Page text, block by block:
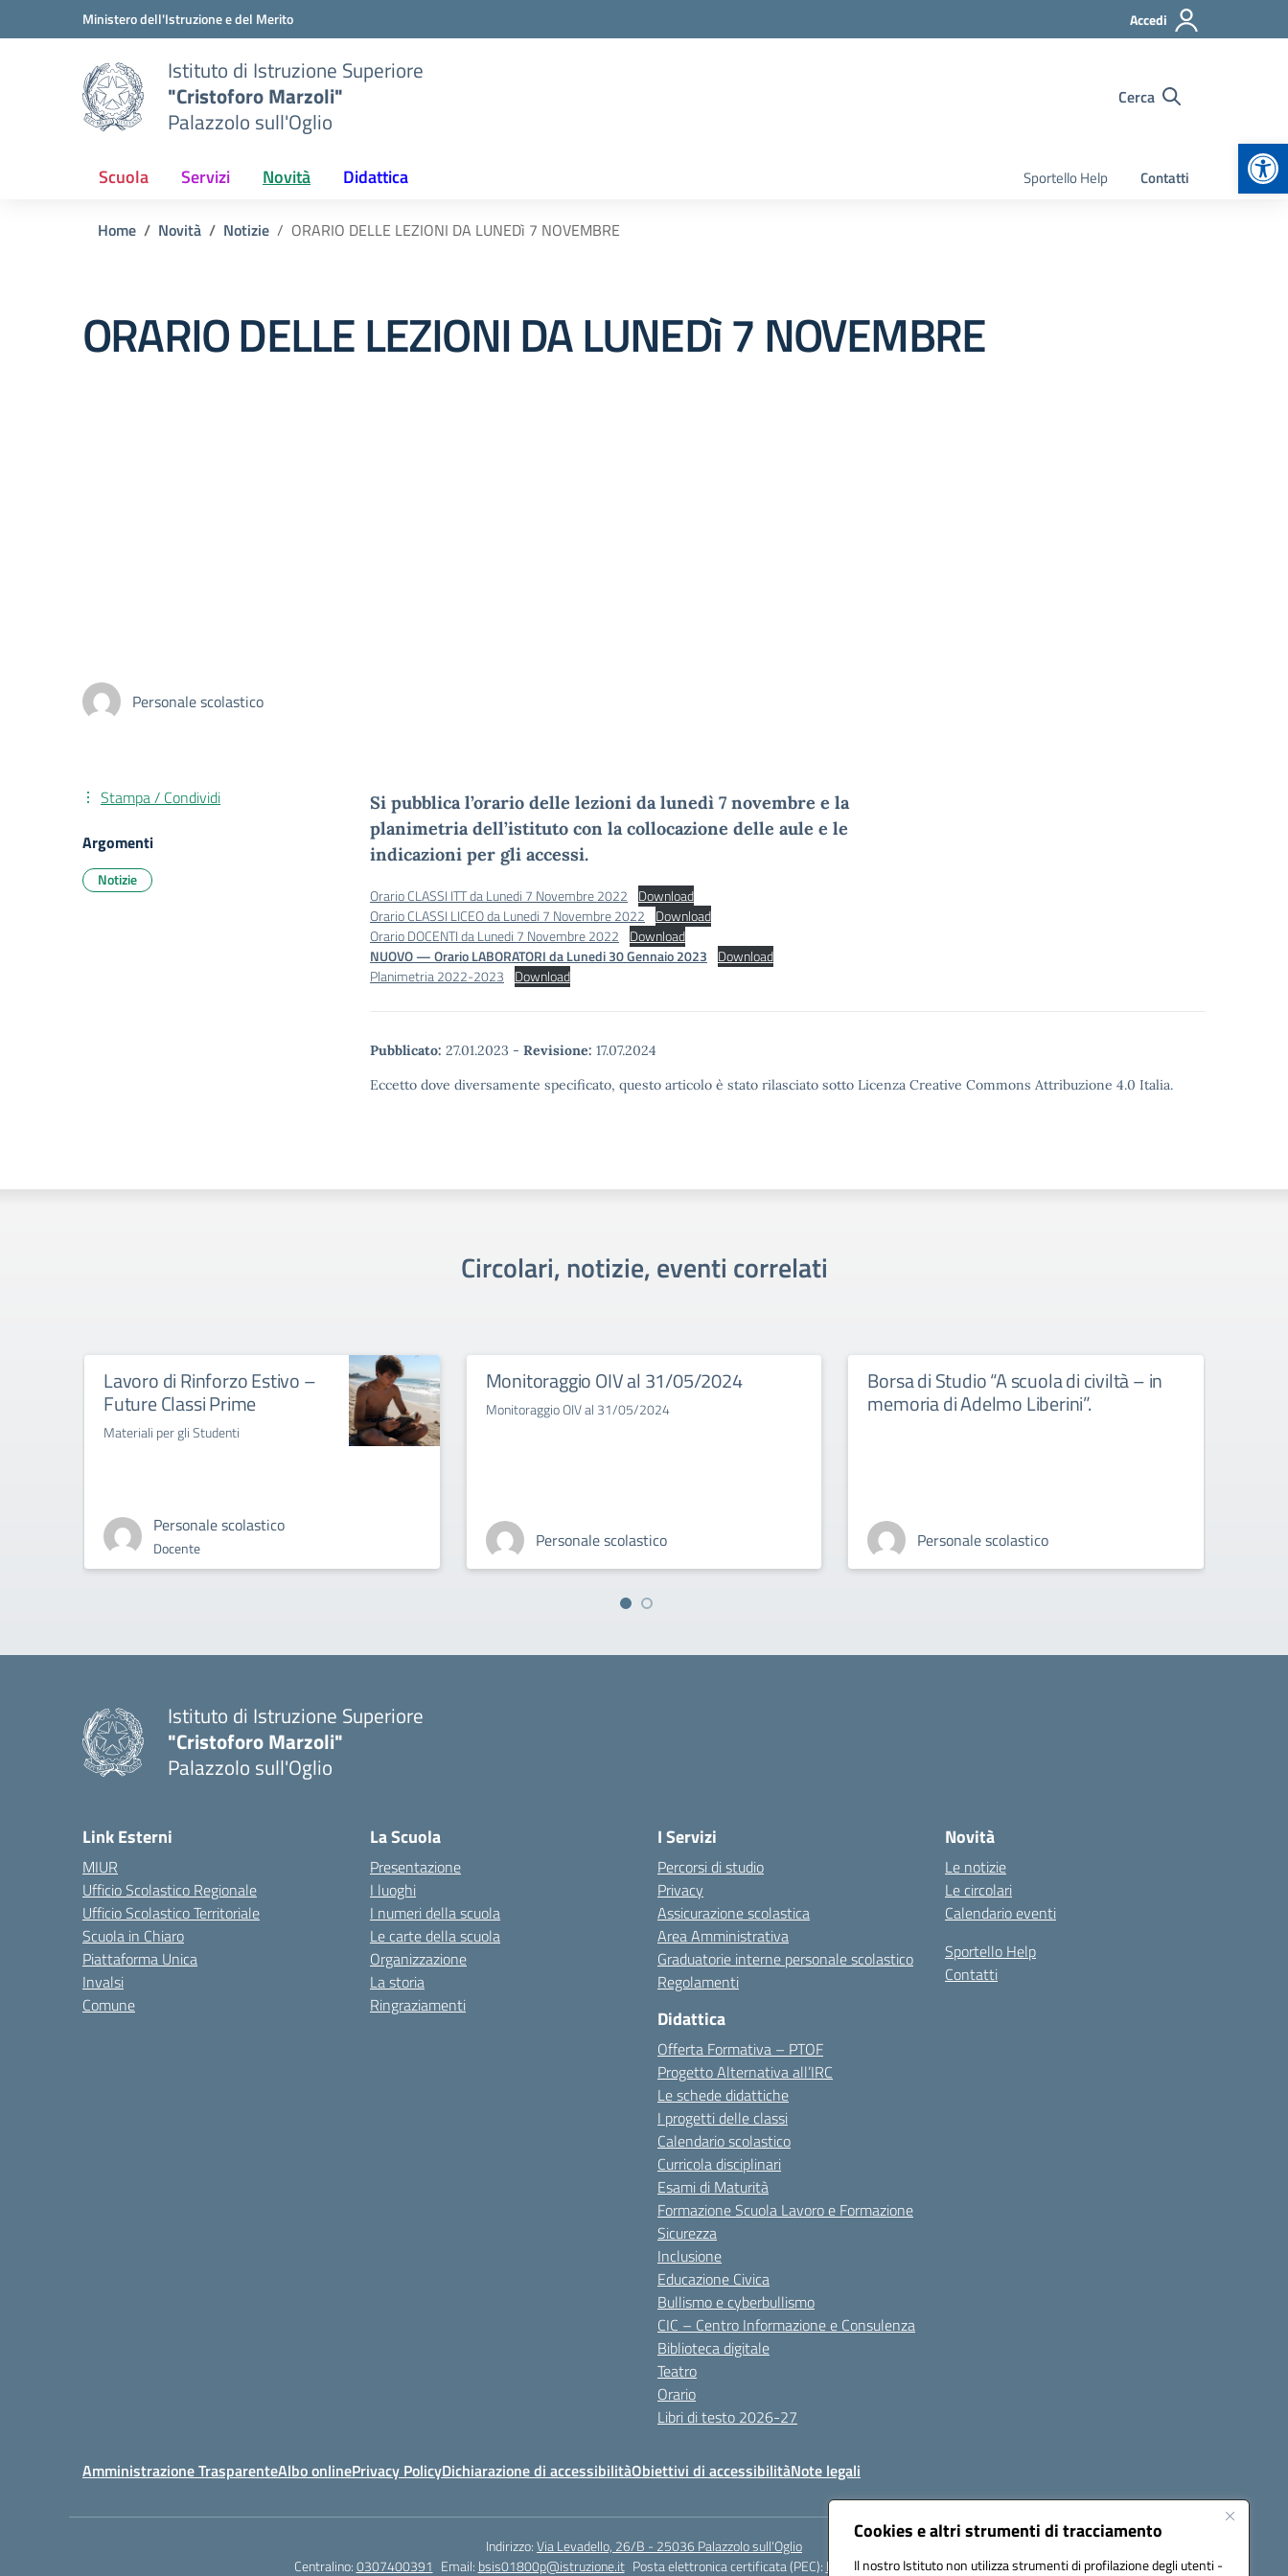
Cookies e altri strumenti di tracciamento
Il nostro Istituto non utilizza strumenti di profilazione degli utenti -
Vai ai contenuti
Vai al menu di navigazioneMinistero dell'Istruzione e del Merito Accedi
Istituto di Istruzione Superiore
"Cristoforo Marzoli"
Palazzolo sull'Oglio
Cerca
Scuola Servizi Novità Didattica Sportello Help Contatti
Home Novità Notizie ORARIO DELLE LEZIONI DA LUNEDì 7 NOVEMBRE
ORARIO DELLE LEZIONI DA LUNEDì 7 NOVEMBRE
Personale scolastico
Si pubblica l’orario delle lezioni da lunedì 7 novembre e la
planimetria dell’istituto con la collocazione delle aule e le
indicazioni per gli accessi.
Orario CLASSI ITT da Lunedi 7 Novembre 2022 Download
Orario CLASSI LICEO da Lunedi 7 Novembre 2022 Download
Orario DOCENTI da Lunedi 7 Novembre 2022 Download
NUOVO — Orario LABORATORI da Lunedi 30 Gennaio 2023 Download
Planimetria 2022-2023 Download
Pubblicato: 27.01.2023 - Revisione: 17.07.2024
Eccetto dove diversamente specificato, questo articolo è stato rilasciato sotto Licenza Creative Commons Attribuzione 4.0 Italia.
Stampa / Condividi
Argomenti
Notizie
Circolari, notizie, eventi correlati
Lavoro di Rinforzo Estivo –
Future Classi Prime
Materiali per gli Studenti
Personale scolastico
Docente
Monitoraggio OIV al 31/05/2024
Monitoraggio OIV al 31/05/2024
Personale scolastico
Borsa di Studio “A scuola di civiltà – in
memoria di Adelmo Liberini”.
Personale scolastico
Istituto di Istruzione Superiore
"Cristoforo Marzoli"
Palazzolo sull'Oglio
Link Esterni
MIUR
Ufficio Scolastico Regionale
Ufficio Scolastico Territoriale
Scuola in Chiaro
Piattaforma Unica
Invalsi
Comune
La Scuola
Presentazione
I luoghi
I numeri della scuola
Le carte della scuola
Organizzazione
La storia
Ringraziamenti
I Servizi
Percorsi di studio
Privacy
Assicurazione scolastica
Area Amministrativa
Graduatorie interne personale scolastico
Regolamenti
Didattica
Offerta Formativa – PTOF
Progetto Alternativa all’IRC
Le schede didattiche
I progetti delle classi
Calendario scolastico
Curricola disciplinari
Esami di Maturità
Formazione Scuola Lavoro e Formazione
Sicurezza
Inclusione
Educazione Civica
Bullismo e cyberbullismo
CIC – Centro Informazione e Consulenza
Biblioteca digitale
Teatro
Orario
Libri di testo 2026-27
Novità
Le notizie
Le circolari
Calendario eventi
Sportello Help
Contatti
Amministrazione TrasparenteAlbo onlinePrivacy PolicyDichiarazione di accessibilitàObiettivi di accessibilitàNote legali
Indirizzo:Via Levadello, 26/B - 25036 Palazzolo sull'Oglio
Centralino:0307400391 Email: bsis01800p@istruzione.it Posta elettronica certificata (PEC): bsis01800p@pec.istruzione.it